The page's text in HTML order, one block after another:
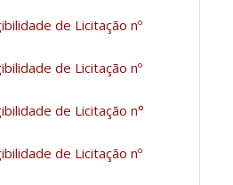
de Licitação nº
de Licitação nº
de Licitação n°
de Licitação nº